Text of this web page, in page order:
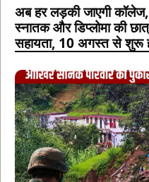
अब हर लड़की जाएगी
स्नातक और डिप्लोमा की
सहायता, 10 अगस्त से शुरू